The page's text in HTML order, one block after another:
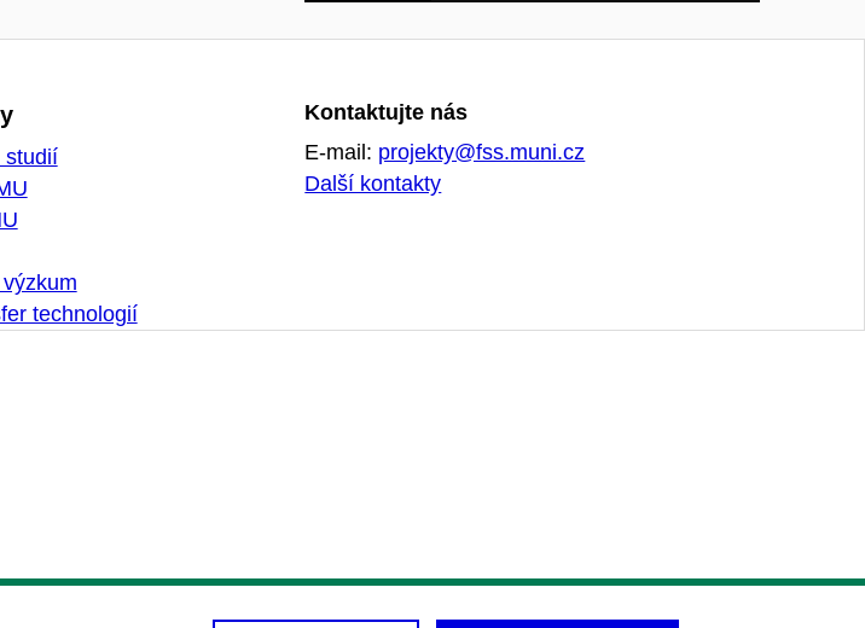
studií
technologií
Kontaktujte nás
E-mail: projekty@fss.muni.cz
Další kontakty